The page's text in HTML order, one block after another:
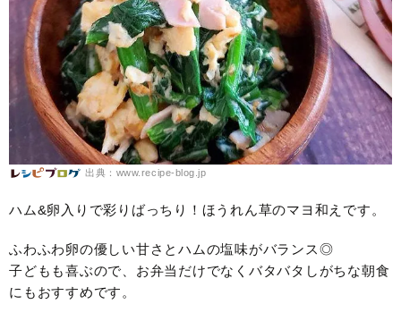
出典：www.recipe-blog.jp
ハム&卵入りで彩りばっちり！ほうれん草のマヨ和えです。
ふわふわ卵の優しい甘さとハムの塩味がバランス◎
子どもも喜ぶので、お弁当だけでなくバタバタしがちな朝食
にもおすすめです。